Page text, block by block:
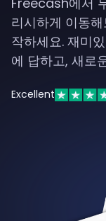
리시하게 이동
작하세요. 재미
에 답하고, 새로
Excellent